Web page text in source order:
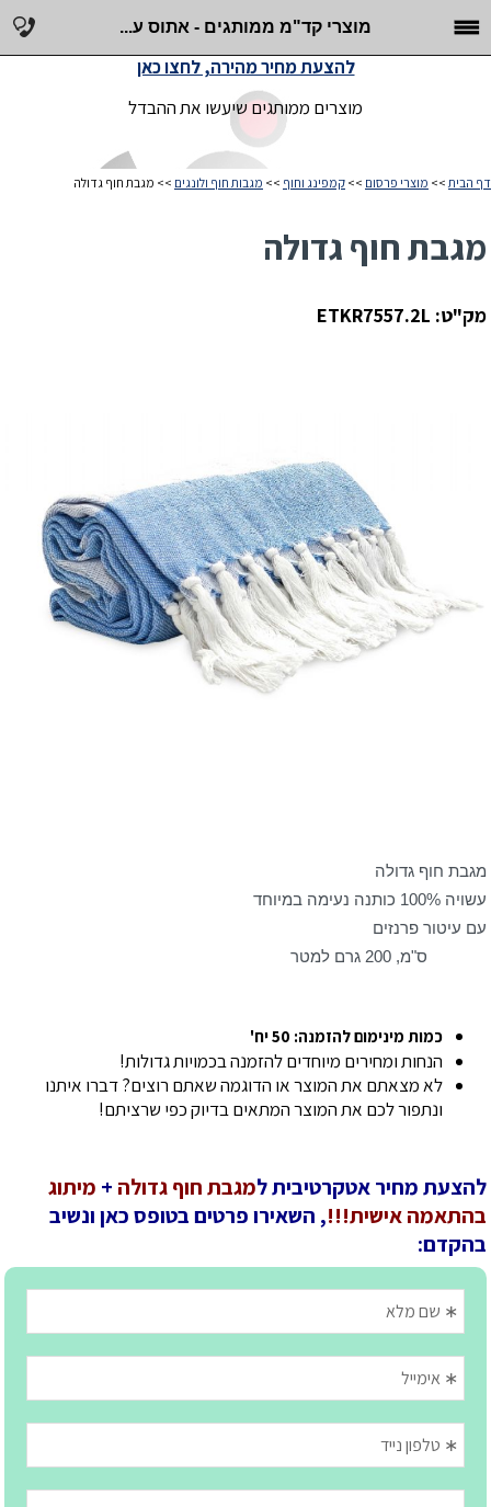
מוצרי קד"מ ממותגים - אתוס ע...
מוצרים ממותגים שיעשו את ההבדל
להצעת מחיר מהירה, לחצו כאן
דף הבית >> מוצרי פרסום >> קמפינג וחוף >> מגבות חוף ולונגים >> מגבת חוף גדולה
מגבת חוף גדולה
מק"ט: ETKR7557.2L
מגבת חוף גדולה
עשויה 100% כותנה נעימה במיוחד
עם עיטור פרנזים
כמות מינימום להזמנה: 50 יח'
הנחות ומחירים מיוחדים להזמנה בכמויות גדולות!
לא מצאתם את המוצר או הדוגמה שאתם רוצים? דברו איתנו
ונתפור לכם את המוצר המתאים בדיוק כפי שרציתם!
להצעת מחיר אטקרטיבית למגבת חוף גדולה + מיתוג
בהתאמה אישית!!!, השאירו פרטים בטופס כאן ונשיב
בהקדם: